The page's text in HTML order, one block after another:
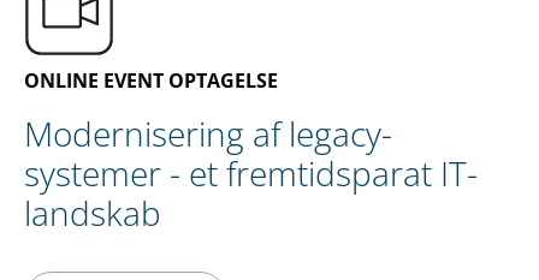
ONLINE EVENT OPTAGELSE
Modernisering af legacy-
systemer - et fremtidsparat IT-
landskab